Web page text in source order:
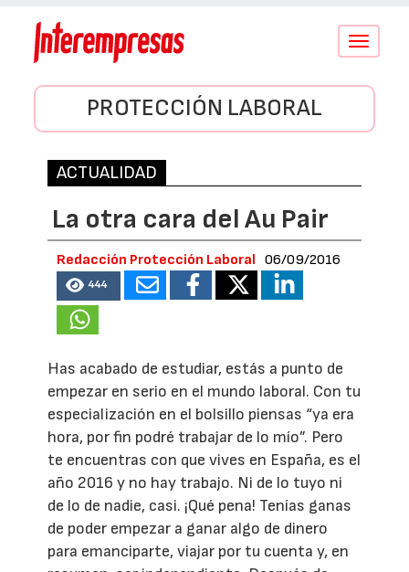
Conmutar
PROTECCIÓN LABORAL
ACTUALIDAD
La otra cara del Au Pair
Redacción Protección Laboral 06/09/2016
444
Has acabado de estudiar, estás a punto de
empezar en serio en el mundo laboral. Con tu
especialización en el bolsillo piensas “ya era
hora, por fin podré trabajar de lo mío”. Pero
te encuentras con que vives en España, es el
año 2016 y no hay trabajo. Ni de lo tuyo ni
de lo de nadie, casi. ¡Qué pena! Tenías ganas
de poder empezar a ganar algo de dinero
para emanciparte, viajar por tu cuenta y, en